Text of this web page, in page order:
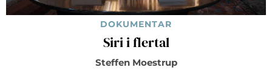
DOKUMENTAR
Siri i flertal
Steffen Moestrup